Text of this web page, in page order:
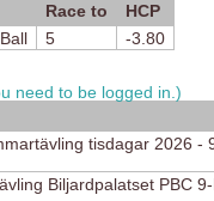
Race to
HCP
5 -3.80
need to be logged in.)
tisdagar 2026 -
Biljardpalatset PBC